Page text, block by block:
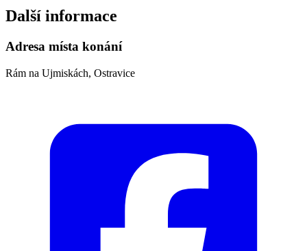
Další informace
Adresa místa konání
Rám na Ujmiskách, Ostravice